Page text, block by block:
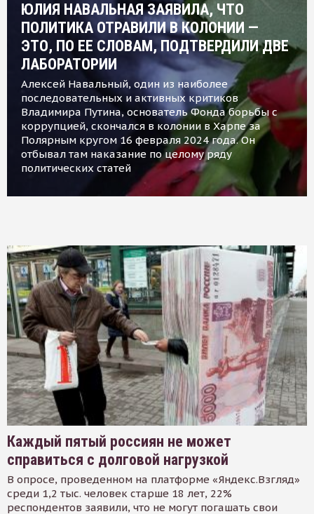
ЮЛИЯ НАВАЛЬНАЯ ЗАЯВИЛА, ЧТО
ПОЛИТИКА ОТРАВИЛИ В КОЛОНИИ —
ЭТО, ПО ЕЕ СЛОВАМ, ПОДТВЕРДИЛИ ДВЕ
ЛАБОРАТОРИИ
Алексей Навальный, один из наиболее
последовательных и активных критиков
Владимира Путина, основатель Фонда борьбы с
коррупцией, скончался в колонии в Харпе за
Полярным кругом 16 февраля 2024 года. Он
отбывал там наказание по целому ряду
политических статей
Каждый пятый россиян не может
справиться с долговой нагрузкой
В опросе, проведенном на платформе «Яндекс.Взгляд»
среди 1,2 тыс. человек старше 18 лет, 22%
респондентов заявили, что не могут погашать свои